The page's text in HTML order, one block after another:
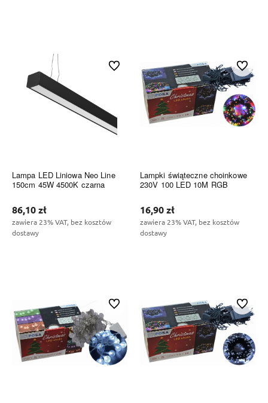
Lampa LED Liniowa Neo Line
150cm 45W 4500K czarna
86,10 zł
zawiera 23% VAT, bez kosztów
dostawy
Do ulubionych
Lampki świąteczne choinkowe
230V 100 LED 10M RGB
16,90 zł
zawiera 23% VAT, bez kosztów
dostawy
Do
Do ulubionych Do